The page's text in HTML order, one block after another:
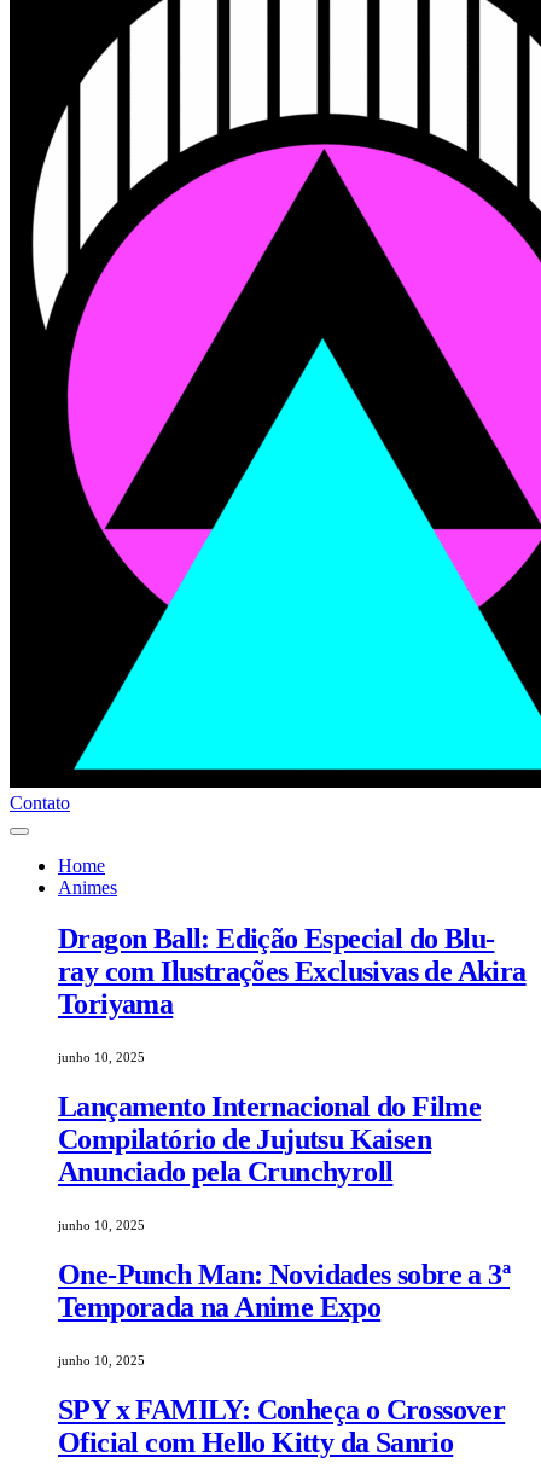
Contato
Home
Animes
Dragon Ball: Edição Especial do Blu-
ray com Ilustrações Exclusivas de Akira
Toriyama
junho 10, 2025
Lançamento Internacional do Filme
Compilatório de Jujutsu Kaisen
Anunciado pela Crunchyroll
junho 10, 2025
One-Punch Man: Novidades sobre a 3ª
Temporada na Anime Expo
junho 10, 2025
SPY x FAMILY: Conheça o Crossover
Oficial com Hello Kitty da Sanrio